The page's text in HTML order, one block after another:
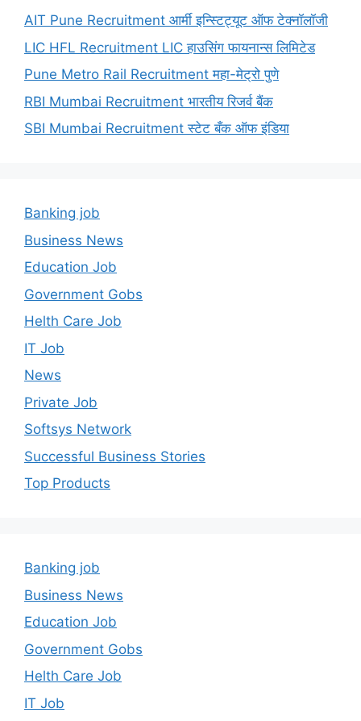
AIT Pune Recruitment आर्मी इन्स्टिट्यूट ऑफ टेक्नॉलॉजी
LIC HFL Recruitment LIC हाउसिंग फायनान्स लिमिटेड
Pune Metro Rail Recruitment महा-मेट्रो पुणे
RBI Mumbai Recruitment भारतीय रिजर्व बैंक
SBI Mumbai Recruitment स्टेट बँक ऑफ इंडिया
Banking job
Business News
Education Job
Government Gobs
Helth Care Job
IT Job
News
Private Job
Softsys Network
Successful Business Stories
Top Products
Banking job
Business News
Education Job
Government Gobs
Helth Care Job
IT Job